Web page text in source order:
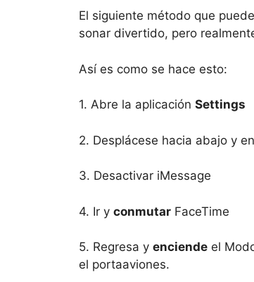
El siguiente método que
sonar divertido, pero
Así es como se hace esto:
1. Abre la aplicación Settings
2. Desplácese hacia abajo y
3. Desactivar iMessage
4. Ir y conmutar FaceTime
5. Regresa y enciende el
el portaaviones.